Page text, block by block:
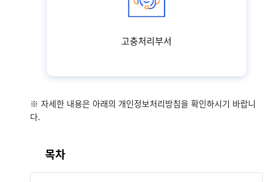
고충처리부서
※ 자세한 내용은 아래의 개인정보처리방침을 확인하시기 바랍니
다.
목차